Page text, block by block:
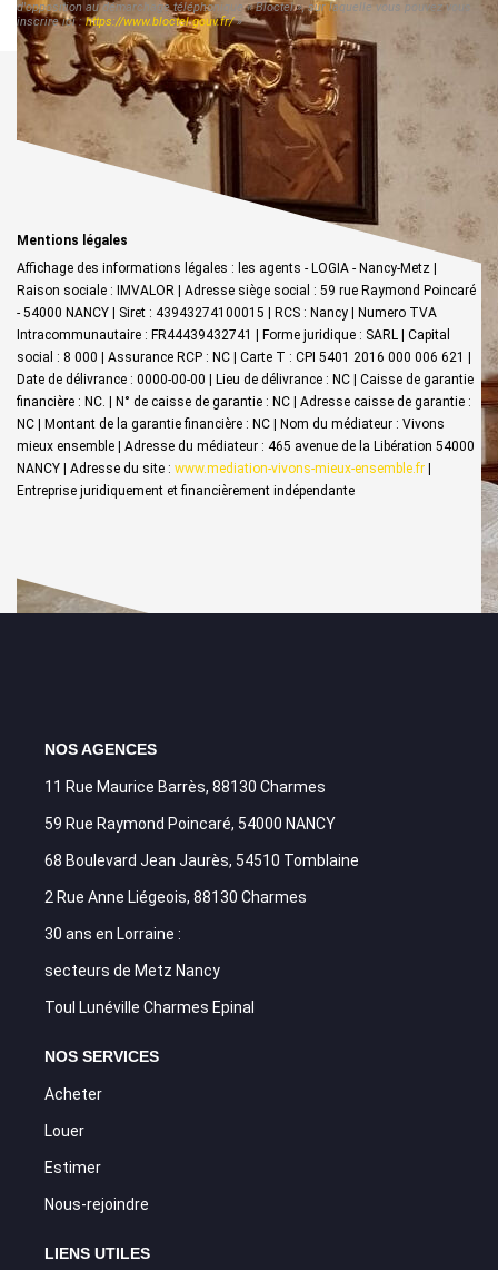
d'opposition au démarchage téléphonique « Bloctel », sur laquelle vous pouvez vous
inscrire ici :https://www.bloctel.gouv.fr/»
Mentions légales
Affichage des informations légales : les agents - LOGIA - Nancy-Metz |
Raison sociale : IMVALOR | Adresse siège social : 59 rue Raymond Poincaré
- 54000 NANCY | Siret : 43943274100015 | RCS : Nancy | Numero TVA
Intracommunautaire : FR44439432741 | Forme juridique : SARL | Capital
social : 8 000 | Assurance RCP : NC | Carte T : CPI 5401 2016 000 006 621 |
Date de délivrance : 0000-00-00 | Lieu de délivrance : NC | Caisse de garantie
financière : NC. | N° de caisse de garantie : NC | Adresse caisse de garantie :
NC | Montant de la garantie financière : NC | Nom du médiateur : Vivons
mieux ensemble | Adresse du médiateur : 465 avenue de la Libération 54000
NANCY | Adresse du site : www.mediation-vivons-mieux-ensemble.fr |
Entreprise juridiquement et financièrement indépendante
NOS AGENCES
11 Rue Maurice Barrès, 88130 Charmes
59 Rue Raymond Poincaré, 54000 NANCY
68 Boulevard Jean Jaurès, 54510 Tomblaine
2 Rue Anne Liégeois, 88130 Charmes
30 ans en Lorraine :
secteurs de Metz Nancy
Toul Lunéville Charmes Epinal
NOS SERVICES
Acheter
Louer
Estimer
Nous-rejoindre
LIENS UTILES